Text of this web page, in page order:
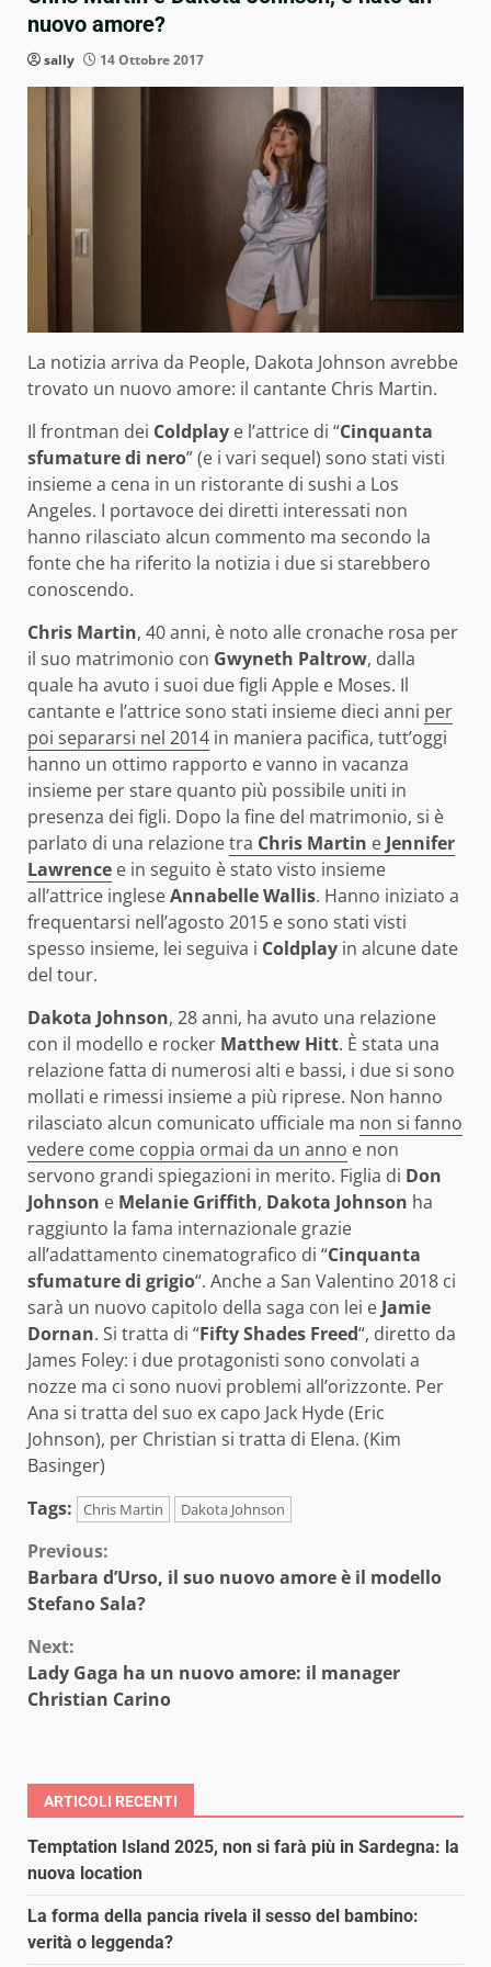
nuovo amore?
sally 14 Ottobre 2017
La notizia arriva da People, Dakota Johnson avrebbe
trovato un nuovo amore: il cantante Chris Martin.
Il frontman dei Coldplay e l’attrice di “Cinquanta
sfumature di nero” (e i vari sequel) sono stati visti
insieme a cena in un ristorante di sushi a Los
Angeles. I portavoce dei diretti interessati non
hanno rilasciato alcun commento ma secondo la
fonte che ha riferito la notizia i due si starebbero
conoscendo.
Chris Martin, 40 anni, è noto alle cronache rosa per
il suo matrimonio con Gwyneth Paltrow, dalla
quale ha avuto i suoi due figli Apple e Moses. Il
cantante e l’attrice sono stati insieme dieci anni per
poi separarsi nel 2014 in maniera pacifica, tutt’oggi
hanno un ottimo rapporto e vanno in vacanza
insieme per stare quanto più possibile uniti in
presenza dei figli. Dopo la fine del matrimonio, si è
parlato di una relazionetra Chris Martin e Jennifer
Lawrence e in seguito è stato visto insieme
all’attrice ingleseAnnabelle Wallis. Hanno iniziato a
frequentarsi nell’agosto 2015 e sono stati visti
spesso insieme, lei seguiva i Coldplay in alcune date
del tour.
Dakota Johnson, 28 anni, ha avuto una relazione
con il modello e rocker Matthew Hitt. È stata una
relazione fatta di numerosi alti e bassi, i due si sono
mollati e rimessi insieme a più riprese. Non hanno
rilasciato alcun comunicato ufficiale ma non si fanno
vedere come coppia ormai da un anno e non
servono grandi spiegazioni in merito. Figlia di Don
Johnson e Melanie Griffith, Dakota Johnson ha
raggiunto la fama internazionale grazie
all’adattamento cinematografico di “Cinquanta
sfumature di grigio“. Anche a San Valentino 2018 ci
sarà un nuovo capitolo della saga con lei e Jamie
Dornan. Si tratta di “Fifty Shades Freed“, diretto da
James Foley: i due protagonisti sono convolati a
nozze ma ci sono nuovi problemi all’orizzonte. Per
Ana si tratta del suo ex capo Jack Hyde (Eric
Johnson), per Christian si tratta di Elena. (Kim
Basinger)
Tags:
Chris Martin Dakota Johnson
Continue
Reading
Previous:
Barbara d’Urso, il suo nuovo amore è il modello
Stefano Sala?
Next:
Lady Gaga ha un nuovo amore: il manager
Christian Carino
ARTICOLI RECENTI
Temptation Island 2025, non si farà più in Sardegna: la
nuova location
La forma della pancia rivela il sesso del bambino:
verità o leggenda?